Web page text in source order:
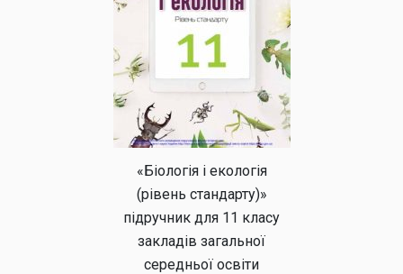
«Біологія і екологія
(рівень стандарту)»
підручник для 11 класу
закладів загальної
середньої освіти